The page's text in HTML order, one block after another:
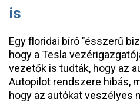
is
Egy floridai bíró "ésszerű
hogy a Tesla
vezetők is tudták, hogy az
Autopilot rendszere hibás,
hogy az autókat veszélyes